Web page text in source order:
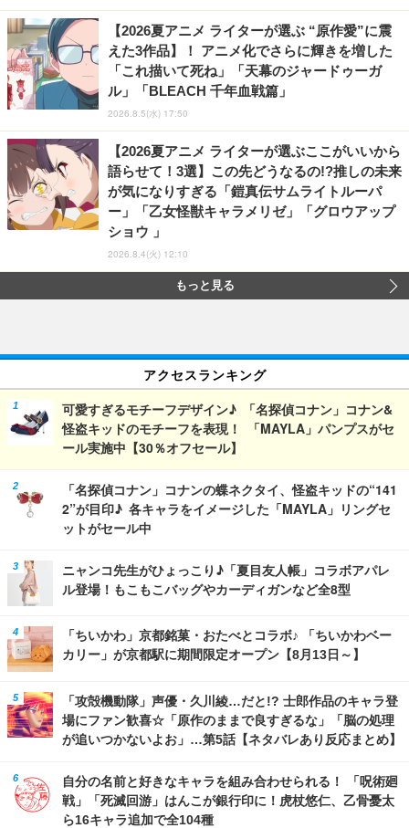
【2026夏アニメ ライターが選ぶ “原作愛”に震
えた3作品】！ アニメ化でさらに輝きを増した
「これ描いて死ね」「天幕のジャードゥーガ
ル」「BLEACH 千年血戦篇」
2026.8.5(水) 17:50
【2026夏アニメ ライターが選ぶここがいいから
語らせて！3選】この先どうなるの!?推しの未来
が気になりすぎる「鎧真伝サムライトルーパ
ー」「乙女怪獣キャラメリゼ」「グロウアップ
ショウ 」
2026.8.4(火) 12:10
もっと見る
アクセスランキング
可愛すぎるモチーフデザイン♪ 「名探偵コナン」コナン&
怪盗キッドのモチーフを表現！ 「MAYLA」パンプスがセ
ール実施中【30％オフセール】
「名探偵コナン」コナンの蝶ネクタイ、怪盗キッドの“141
2”が目印♪ 各キャラをイメージした「MAYLA」リングセ
ットがセール中
ニャンコ先生がひょっこり♪「夏目友人帳」コラボアパレ
ル登場！もこもこバッグやカーディガンなど全8型
「ちいかわ」京都銘菓・おたべとコラボ♪ 「ちいかわベー
カリー」が京都駅に期間限定オープン【8月13日～】
「攻殻機動隊」声優・久川綾…だと!? 士郎作品のキャラ登
場にファン歓喜☆「原作のままで良すぎるな」「脳の処理
が追いつかないよお」…第5話【ネタバレあり反応まとめ】
自分の名前と好きなキャラを組み合わせられる！ 「呪術廻
戦」「死滅回游」はんこが銀行印に！虎杖悠仁、乙骨憂太
ら16キャラ追加で全104種